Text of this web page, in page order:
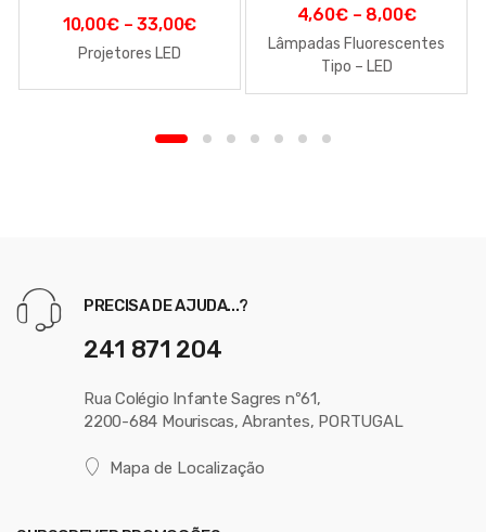
10,00€–33,00€
Projetores LED
4,60€– 8,00€
Lâmpadas Fluorescentes
Tipo – LED
PRECISA DE AJUDA...?
241 871 204
Rua Colégio Infante Sagres nº61,
2200-684 Mouriscas, Abrantes, PORTUGAL
Mapa de Localização